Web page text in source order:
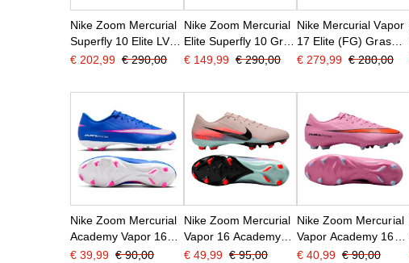
Nike Zoom Mercurial
Superfly 10 Elite LV8
Gras
(FG) Zalmroze
€ 202,99 € 290,00
Nike Zoom Mercurial
Elite Superfly 10 Gras
Voetbalschoenen
Zilver Oranje
€ 149,99 € 290,00
Nike Mercurial Vapor
17 Elite (FG) Gras
Voetbalschoenen
€ 279,99 € 280,00
Nike Zoom Mercurial
Academy Vapor 16
Gras / Kunstgras
€ 39,99 € 90,00
Nike Zoom Mercurial
Vapor 16 Academy
Gras / Kunstgras
€ 49,99 € 95,00
Nike Zoom Mercurial
Vapor Academy 16
Gras / Kunstgras
€ 40,99 € 90,00